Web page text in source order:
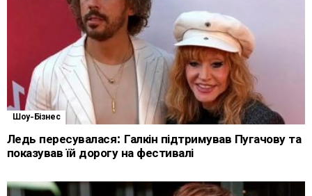
Шоу-Бізнес
Ледь пересувалася: Галкін підтримував Пугачову та
показував їй дорогу на фестивалі